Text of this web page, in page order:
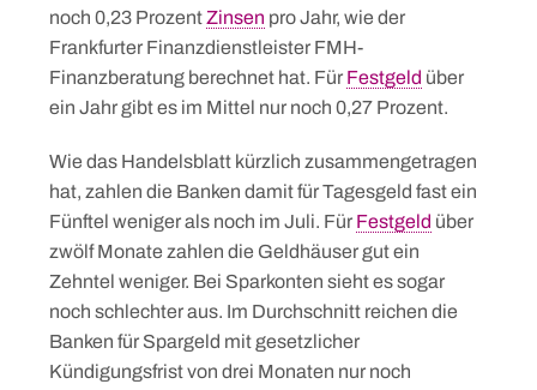
noch 0,23 Prozent Zinsen pro Jahr, wie der
Frankfurter Finanzdienstleister FMH-
Finanzberatung berechnet hat. Für Festgeld über
ein Jahr gibt es im Mittel nur noch 0,27 Prozent.
Wie das Handelsblatt kürzlich zusammengetragen
hat, zahlen die Banken damit für Tagesgeld fast ein
Fünftel weniger als noch im Juli. Für Festgeld über
zwölf Monate zahlen die Geldhäuser gut ein
Zehntel weniger. Bei Sparkonten sieht es sogar
noch schlechter aus. Im Durchschnitt reichen die
Banken für Spargeld mit gesetzlicher
Kündigungsfrist von drei Monaten nur noch